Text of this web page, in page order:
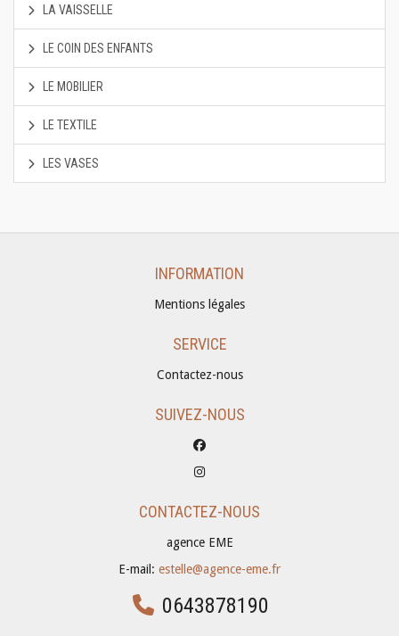
LA VAISSELLE
LE COIN DES ENFANTS
LE MOBILIER
LE TEXTILE
LES VASES
INFORMATION
Mentions légales
SERVICE
Contactez-nous
SUIVEZ-NOUS
CONTACTEZ-NOUS
agence EME
E-mail: estelle@agence-eme.fr
0643878190